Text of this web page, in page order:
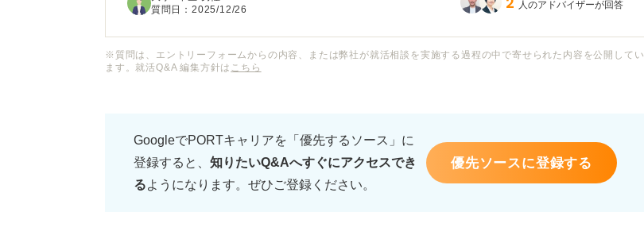
ていると聞き、迷いもあります。実際、日経225という指標で企業を選ぶことは、
就活において得策なのでしょか？
気になります。今後の企業研究や志望動機を考えるうえで、参考にさせていただき
たいです。
質問日：2025/12/26 人のアドバイザーが回答
※質問は、エントリーフォームからの内容、または弊社が就活相談を実施する過程の中で寄せられた内容を公開してい
ます。就活Q&A 編集方針は こちら
GoogleでPORTキャリアを「優先するソース」に
登録すると、 知りたいQ&Aへすぐにアクセスでき
るようになります。ぜひご登録ください。
優先ソースに登録する